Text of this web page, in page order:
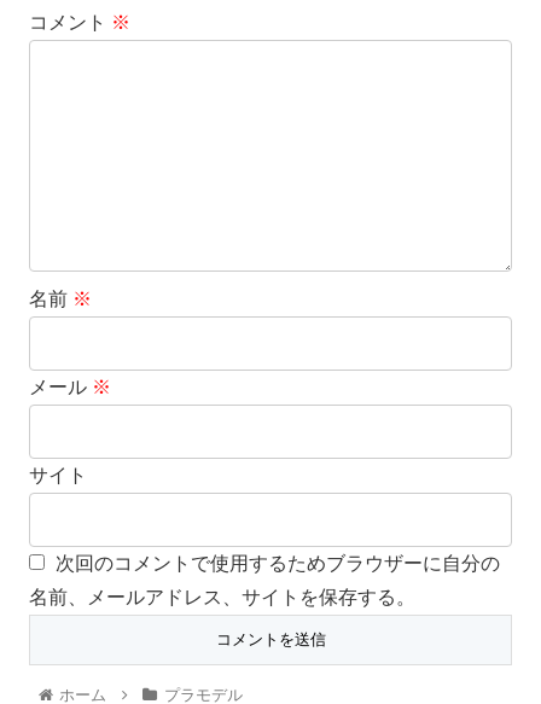
コメント ※
名前 ※
メール ※
サイト
次回のコメントで使用するためブラウザーに自分の
名前、メールアドレス、サイトを保存する。
ホーム プラモデル